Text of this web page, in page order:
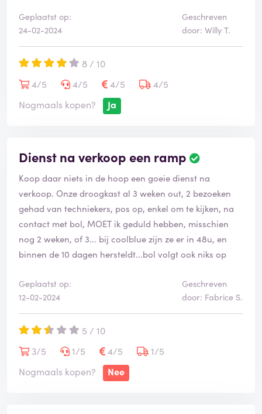
klantnummers: 3081694712
site ook verschillende prijzen vindt voor
identiek hetzelfde artikel. Ik begrijp wel hoe dat komt,
maar vanuit de consument bekeken is dat niet zo leuk.
In een fysieke winkel zie je ook niet 2 dezelfde artikelen
met 2 verschillende prijzen, he.
Geplaatst op:
24-02-2024
Geschreven
door: Willy T.
8 / 10
4/5
4/5 4/5
4/5
Nogmaals kopen?
Ja
Dienst na verkoop een ramp
Koop daar niets in de hoop een goeie dienst na
verkoop. Onze droogkast al 3 weken out, 2 bezoeken
gehad van techniekers, pos op, enkel om te kijken, na
contact met bol, MOET ik geduld hebben, misschien
nog 2 weken, of 3... bij coolblue zijn ze er in 48u, en
binnen de 10 dagen hersteldt...bol volgt ook niks op
Geplaatst op:
12-02-2024
Geschreven
door: Fabrice S.
5 / 10
3/5
1/5 4/5
1/5
Nogmaals kopen?
Nee